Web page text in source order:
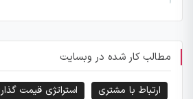
مطالب کار شده در وبسایت
ارتباط با مشتری استراتژی قیمت